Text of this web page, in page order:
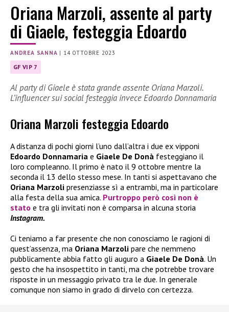
Oriana Marzoli, assente al party
di Giaele, festeggia Edoardo
ANDREA SANNA | 14 OTTOBRE 2023
GF VIP 7
Al party di Giaele è stata grande assente Oriana Marzoli.
L’influencer sui social festeggia invece Edoardo Donnamaria
Oriana Marzoli festeggia Edoardo
A distanza di pochi giorni l’uno dall’altra i due ex vipponi
Edoardo Donnamaria e Giaele De Donà festeggiano il
loro compleanno. Il primo è nato il 9 ottobre mentre la
seconda il 13 dello stesso mese. In tanti si aspettavano che
Oriana Marzoli presenziasse sì a entrambi, ma in particolare
alla festa della sua amica. Purtroppo però così non è
stato e tra gli invitati non è comparsa in alcuna storia
Instagram.
Ci teniamo a far presente che non conosciamo le ragioni di
quest’assenza, ma Oriana Marzoli pare che nemmeno
pubblicamente abbia fatto gli auguro a Giaele De Donà. Un
gesto che ha insospettito in tanti, ma che potrebbe trovare
risposte in un messaggio privato tra le due. In generale
comunque non siamo in grado di dirvelo con certezza.